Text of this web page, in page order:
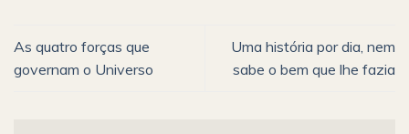
As quatro forças que
governam o Universo
Uma história por dia, nem
sabe o bem que lhe fazia